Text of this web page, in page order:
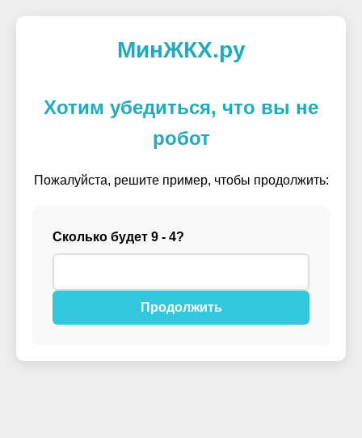
МинЖКХ.ру
Хотим убедиться, что вы не
робот
Пожалуйста, решите пример, чтобы продолжить:
Сколько будет 9 - 4?
Продолжить